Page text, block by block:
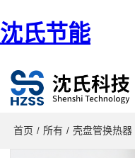
沈氏节能
首页 / 所有 / 壳盘管换热器